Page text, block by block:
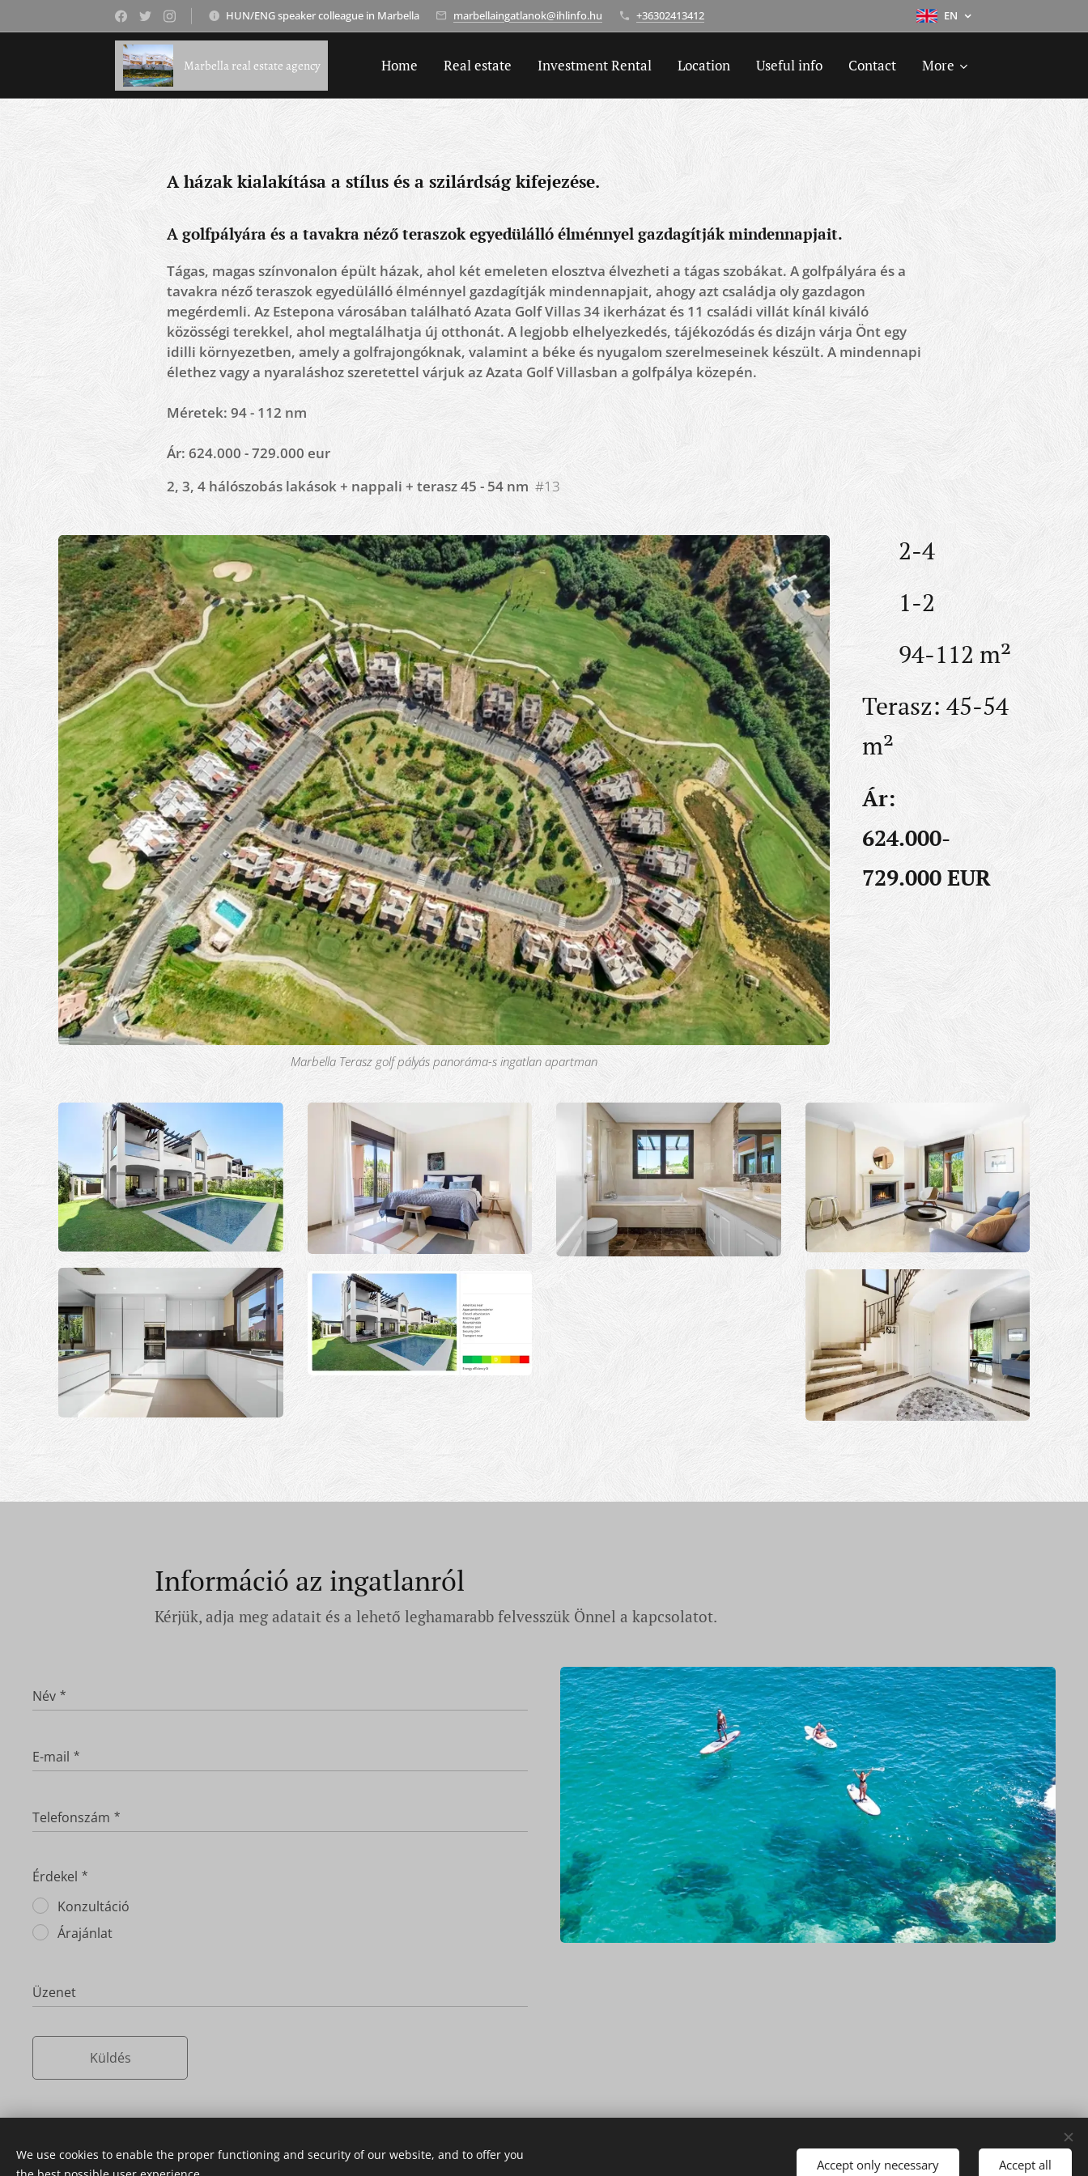
HUN/ENG speaker colleague in Marbella marbellaingatlanok@ihlinfo.hu +36302413412 EN
Marbella real estate agency Home Real estate Investment Rental Location Useful info Contact More
A házak kialakítása a stílus és a szilárdság kifejezése.
A golfpályára és a tavakra néző teraszok egyedülálló élménnyel gazdagítják mindennapjait.
Tágas, magas színvonalon épült házak, ahol két emeleten elosztva élvezheti a tágas szobákat. A golfpályára és a
tavakra néző teraszok egyedülálló élménnyel gazdagítják mindennapjait, ahogy azt családja oly gazdagon
megérdemli. Az Estepona városában található Azata Golf Villas 34 ikerházat és 11 családi villát kínál kiváló
közösségi terekkel, ahol megtalálhatja új otthonát. A legjobb elhelyezkedés, tájékozódás és dizájn várja Önt egy
idilli környezetben, amely a golfrajongóknak, valamint a béke és nyugalom szerelmeseinek készült. A mindennapi
élethez vagy a nyaraláshoz szeretettel várjuk az Azata Golf Villasban a golfpálya közepén.
Méretek: 94 - 112 nm
Ár: 624.000 - 729.000 eur
2, 3, 4 hálószobás lakások + nappali + terasz 45 - 54 nm #13
Marbella Terasz golf pályás panoráma-s ingatlan apartman
🛏️ 2-4
🛁 1-2
🔲 94-112 m²
Terasz: 45-54
m²
Ár:
624.000-
729.000 EUR
Információ az ingatlanról
Kérjük, adja meg adatait és a lehető leghamarabb felvesszük Önnel a kapcsolatot.
Név
E-mail
Telefonszám
Érdekel
Konzultáció
Árajánlat
Üzenet
Küldés
We use cookies to enable the proper functioning and security of our website, and to offer you
Accept only necessary Accept all